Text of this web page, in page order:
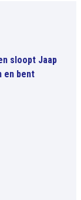
sloopt Jaap
en bent